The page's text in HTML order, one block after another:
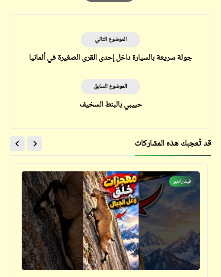
Print
الموضوع التالي
جولة سريعة بالسيارة داخل إحدى القرى الصغيرة في ألمانيا
الموضوع السابق
حبيبي بالبنط السخيف
قد تُعجبك هذه المشاركات
فيدراديو